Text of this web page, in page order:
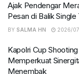
Ajak Pendengar
Pesan di Balik
BY SALMA HN 2026/
Kapolri Cup
Memperkuat
Menembak